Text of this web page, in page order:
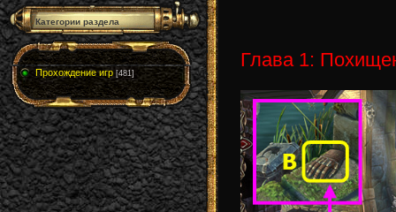
Категории раздела
Прохождение игр [481]
Глава 1: